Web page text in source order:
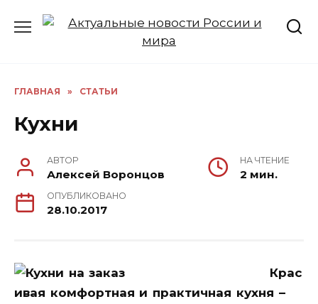
ГЛАВНАЯ » СТАТЬИ
Кухни
АВТОР
Алексей Воронцов
НА ЧТЕНИЕ
2 мин.
ОПУБЛИКОВАНО
28.10.2017
Крас
ивая комфортная и практичная кухня –